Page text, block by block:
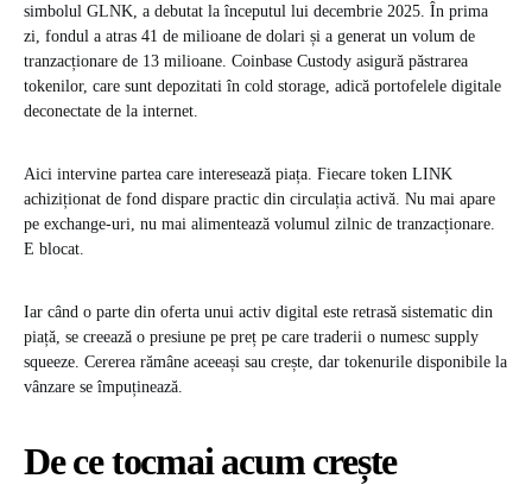
simbolul GLNK, a debutat la începutul lui decembrie 2025. În prima
zi, fondul a atras 41 de milioane de dolari și a generat un volum de
tranzacționare de 13 milioane. Coinbase Custody asigură păstrarea
tokenilor, care sunt depozitati în cold storage, adică portofelele digitale
deconectate de la internet.
Aici intervine partea care interesează piața. Fiecare token LINK
achiziționat de fond dispare practic din circulația activă. Nu mai apare
pe exchange-uri, nu mai alimentează volumul zilnic de tranzacționare.
E blocat.
Iar când o parte din oferta unui activ digital este retrasă sistematic din
piață, se creează o presiune pe preț pe care traderii o numesc supply
squeeze. Cererea rămâne aceeași sau crește, dar tokenurile disponibile la
vânzare se împuținează.
De ce tocmai acum crește